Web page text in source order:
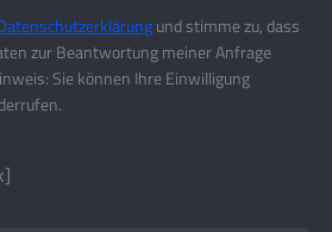
und stimme zu, dass
zur Beantwortung meiner Anfrage
Sie können Ihre Einwilligung